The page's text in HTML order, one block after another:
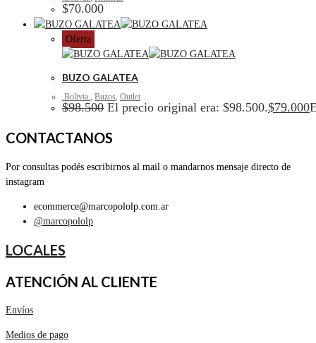
$70.000
Oferta
BUZO GALATEA
.Bolivia., Buzos, Outlet
$98.500 El precio original era: $98.500.$79.000
CONTACTANOS
Por consultas podés escribirnos al mail o mandarnos mensaje directo de
instagram
ecommerce@marcopololp.com.ar
@marcopololp
LOCALES
ATENCIÓN AL CLIENTE
Envíos
Medios de pago